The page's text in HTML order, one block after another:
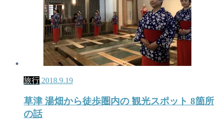
旅行 2018.9.19
草津 湯畑から徒歩圏内の 観光スポット 8箇所
の話